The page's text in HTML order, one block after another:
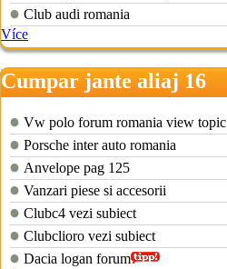
Club audi romania
Více
Cumpar jante aliaj 16
Vw polo forum romania view topic
Porsche inter auto romania
Anvelope pag 125
Vanzari piese si accesorii
Clubc4 vezi subiect
Clubclioro vezi subiect
Dacia logan forum